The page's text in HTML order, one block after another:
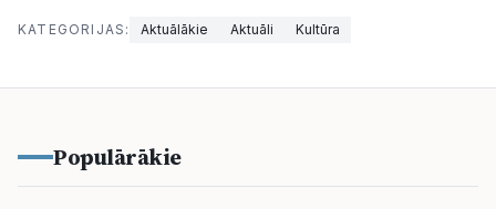
KATEGORIJAS: Aktuālākie Aktuāli Kultūra
Populārākie